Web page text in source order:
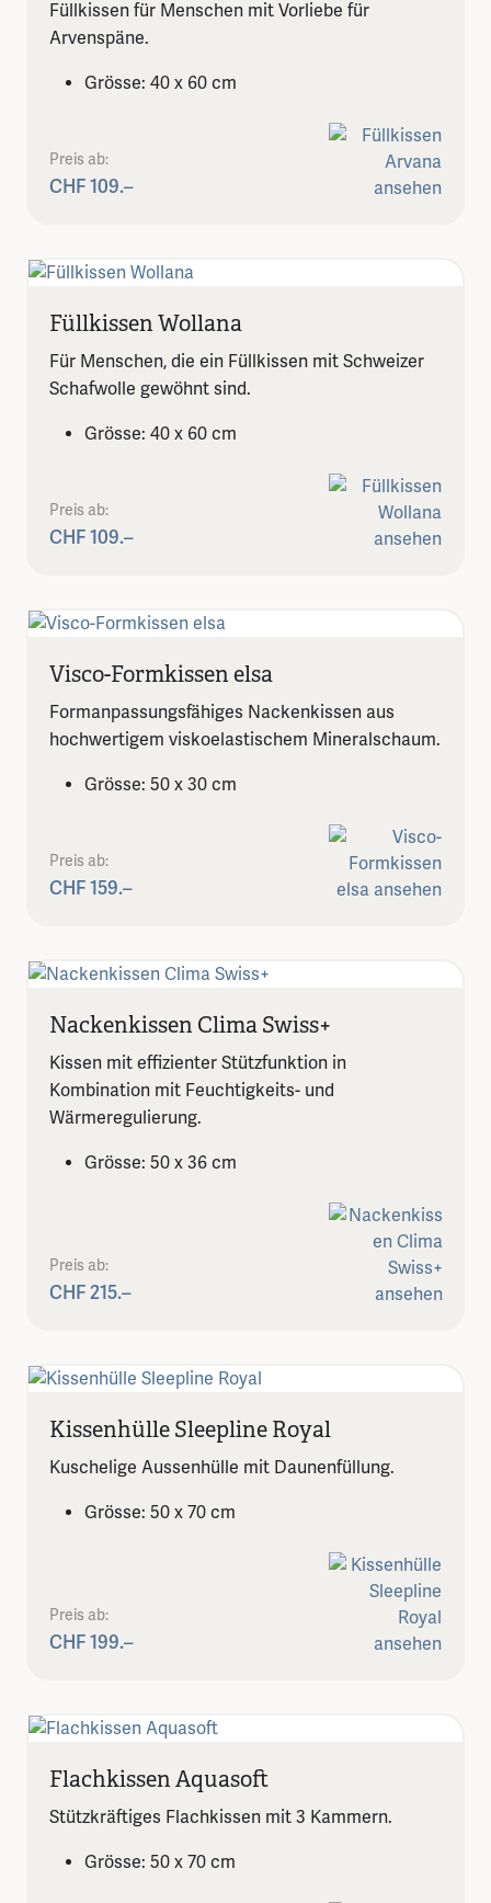
Füllkissen für Menschen mit Vorliebe für
Arvenspäne.
Grösse: 40 x 60 cm
Preis ab:
CHF 109.–
Füllkissen Wollana
Für Menschen, die ein Füllkissen mit Schweizer
Schafwolle gewöhnt sind.
Grösse: 40 x 60 cm
Preis ab:
CHF 109.–
Visco-Formkissen elsa
Formanpassungsfähiges Nackenkissen aus
hochwertigem viskoelastischem Mineralschaum.
Grösse: 50 x 30 cm
Preis ab:
CHF 159.–
Nackenkissen Clima Swiss+
Kissen mit effizienter Stützfunktion in
Kombination mit Feuchtigkeits- und
Wärmeregulierung.
Grösse: 50 x 36 cm
Preis ab:
CHF 215.–
Kissenhülle Sleepline Royal
Kuschelige Aussenhülle mit Daunenfüllung.
Grösse: 50 x 70 cm
Preis ab:
CHF 199.–
Flachkissen Aquasoft
Stützkräftiges Flachkissen mit 3 Kammern.
Grösse: 50 x 70 cm